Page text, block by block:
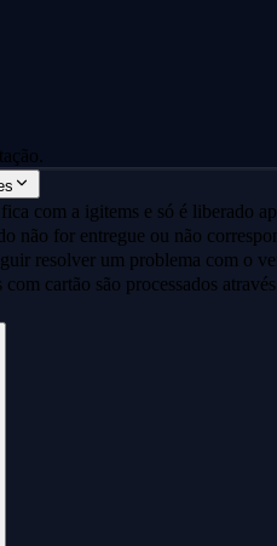
com a igitems e só é liberado
não for entregue ou não
resolver um problema com o
com cartão são processados